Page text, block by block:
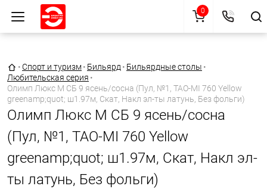
Главная страница
•Спорт и туризм• Бильярд • Бильярдные столы •
Любительская серия •
Олимп Люкс М СБ 9 ясень/сосна (Пул, №1, TAO-MI 760 Yellow
greenamp;quot; ш1.97м, Скат, Накл эл-ты латунь, Без фольги)
Олимп Люкс М СБ 9 ясень/сосна
(Пул, №1, TAO-MI 760 Yellow
greenamp;quot; ш1.97м, Скат, Накл эл-
ты латунь, Без фольги)
0